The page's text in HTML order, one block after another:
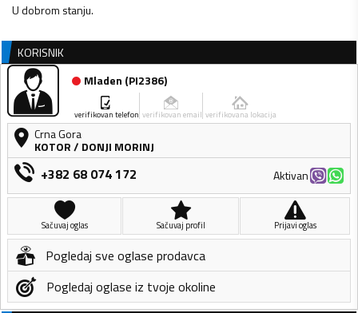
U dobrom stanju.
KORISNIK
Mladen (PI2386)
verifikovan telefon verifikovan email verifikovana lokacija
Crna Gora
KOTOR/ DONJI MORINJ
+382 68 074 172 Aktivan
Sačuvaj oglas Sačuvaj profil Prijavi oglas
Pogledaj sve oglase prodavca
Pogledaj oglase iz tvoje okoline